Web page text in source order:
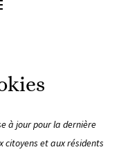
à jour pour la dernière
citoyens et aux résidents